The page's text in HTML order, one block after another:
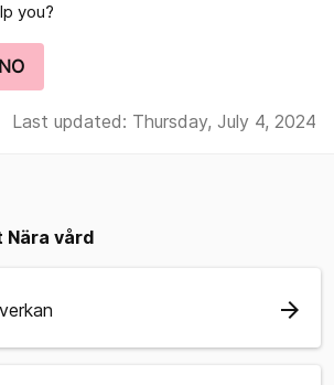
you?
NO
Last updated: Thursday, July 4, 2024
Nära vård
arrow_forward